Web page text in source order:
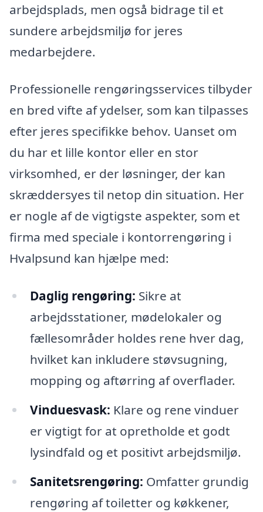
arbejdsplads, men også bidrage til et
sundere arbejdsmiljø for jeres
medarbejdere.
Professionelle rengøringsservices tilbyder
en bred vifte af ydelser, som kan tilpasses
efter jeres specifikke behov. Uanset om
du har et lille kontor eller en stor
virksomhed, er der løsninger, der kan
skræddersyes til netop din situation. Her
er nogle af de vigtigste aspekter, som et
firma med speciale i kontorrengøring i
Hvalpsund kan hjælpe med:
Daglig rengøring: Sikre at
arbejdsstationer, mødelokaler og
fællesområder holdes rene hver dag,
hvilket kan inkludere støvsugning,
mopping og aftørring af overflader.
Vinduesvask: Klare og rene vinduer
er vigtigt for at opretholde et godt
lysindfald og et positivt arbejdsmiljø.
Sanitetsrengøring: Omfatter grundig
rengøring af toiletter og køkkener,